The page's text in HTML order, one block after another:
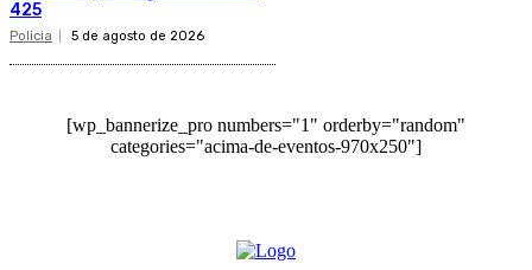
425
Policia 5 de agosto de 2026
[wp_bannerize_pro numbers="1" orderby="random"
categories="acima-de-eventos-970x250"]